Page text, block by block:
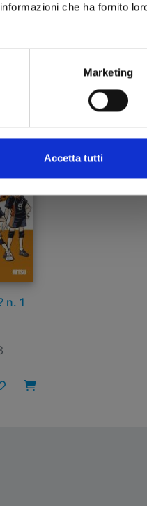
che ha fornito
Marketing
Accetta tutti
€ 5,20
n. 1